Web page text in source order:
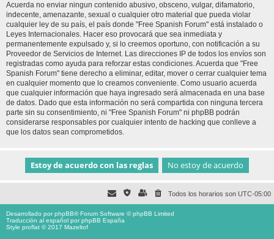
Acuerda no enviar ningun contenido abusivo, obsceno, vulgar, difamatorio,
indecente, amenazante, sexual o cualquier otro material que pueda violar
cualquier ley de su país, el país donde "Free Spanish Forum" está instalado o
Leyes Internacionales. Hacer eso provocará que sea inmediata y
permanentemente expulsado y, si lo creemos oportuno, con notificación a su
Proveedor de Servicios de Internet. Las direcciones IP de todos los envíos son
registradas como ayuda para reforzar estas condiciones. Acuerda que "Free
Spanish Forum" tiene derecho a eliminar, editar, mover o cerrar cualquier tema
en cualquier momento que lo creamos conveniente. Como usuario acuerda
que cualquier información que haya ingresado será almacenada en una base
de datos. Dado que esta información no será compartida con ninguna tercera
parte sin su consentimiento, ni "Free Spanish Forum" ni phpBB podrán
considerarse responsables por cualquier intento de hacking que conlleve a
que los datos sean comprometidos.
Todos los horarios son UTC-05:00
Desarrollado porphpBB® Forum Software © phpBB Limited
Traducción al español porphpBB España
Style proflat © 2017 Mazeltof